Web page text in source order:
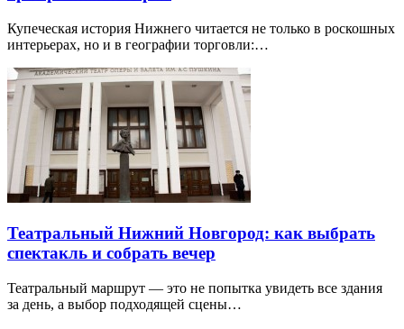
Купеческая история Нижнего читается не только в роскошных
интерьерах, но и в географии торговли:…
Театральный Нижний Новгород: как выбрать
спектакль и собрать вечер
Театральный маршрут — это не попытка увидеть все здания
за день, а выбор подходящей сцены…